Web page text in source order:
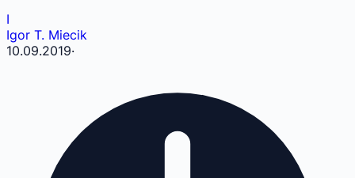
I
Igor T. Miecik
10.09.2019·